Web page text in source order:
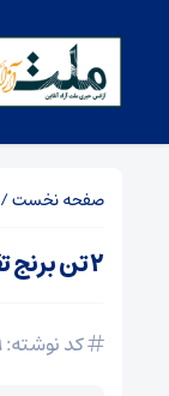
صفحه نخست/
۲ تن برنج تقلبی در تبریز کشف شد!
کد نوشته: 4079